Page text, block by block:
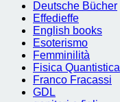
Deutsche Bücher
Effedieffe
English books
Esoterismo
Femminilità
Fisica
Franco Fracassi
GDL